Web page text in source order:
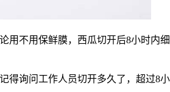
用不用保鲜膜，西瓜切开后8小时
得询问工作人员切开多久了，超过8